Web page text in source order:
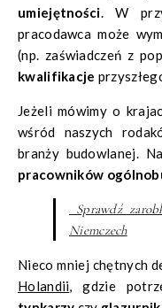
umiejętności. W
pracodawca może
(np. zaświadczeń z
kwalifikacje
Jeżeli mówimy o
wśród naszych
branży budowlanej.
pracowników
Sprawdź
Niemczech
Nieco mniej chętnych
Holandii, gdzie